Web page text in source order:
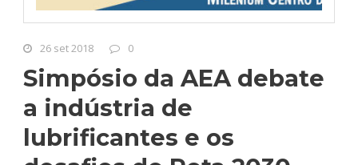
26 set 2018 0
Simpósio da AEA debate
a indústria de
lubrificantes e os